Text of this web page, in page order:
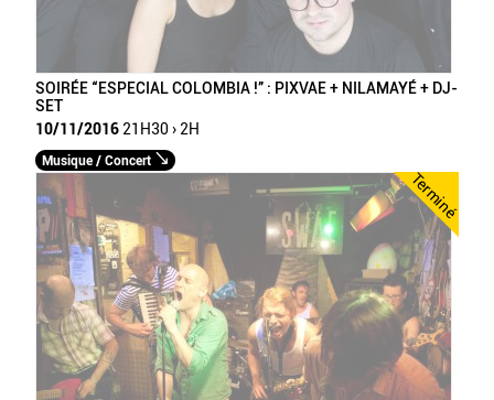
SOIRÉE “ESPECIAL COLOMBIA !” : PIXVAE + NILAMAYÉ + DJ-
SET
10/11/2016 21H30 › 2H
Musique / Concert
Terminé